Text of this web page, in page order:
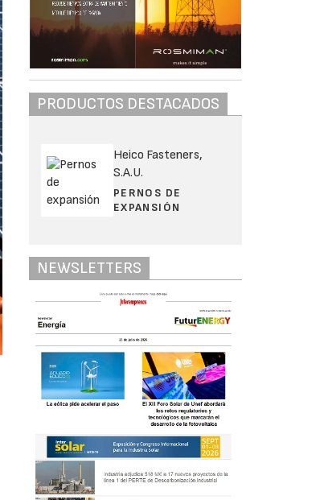
PRODUCTOS DESTACADOS
Heico Fasteners,
S.A.U.
PERNOS DE
EXPANSIÓN
NEWSLETTERS